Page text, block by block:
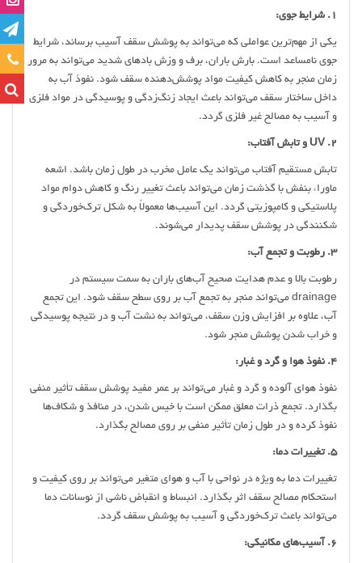
1. شرایط جوی:
یکی از مهم‌ترین عواملی که می‌تواند به پوشش سقف آسیب برساند، شرایط
جوی نامساعد است. بارش باران، برف و وزش بادهای شدید می‌تواند به مرور
زمان منجر به کاهش کیفیت مواد پوشش‌دهنده سقف شود. نفوذ آب به
داخل ساختار سقف می‌تواند باعث ایجاد زنگ‌زدگی و پوسیدگی در مواد فلزی
و آسیب به مصالح غیر فلزی گردد.
2. UV و تابش آفتاب:
تابش مستقیم آفتاب می‌تواند یک عامل مخرب در طول زمان باشد. اشعه
ماوراء بنفش با گذشت زمان می‌تواند باعث تغییر رنگ و کاهش دوام مواد
پلاستیکی و کامپوزیتی گردد. این آسیب‌ها معمولاً به شکل ترک‌خوردگی و
شکنندگی در پوشش سقف پدیدار می‌شوند.
3. رطوبت و تجمع آب:
رطوبت بالا و عدم هدایت صحیح آب‌های باران به سمت سیستم در
drainage می‌تواند منجر به تجمع آب بر روی سطح سقف شود. این تجمع
آب، علاوه بر افزایش وزن سقف، می‌تواند به نشت آب و در نتیجه پوسیدگی
و خراب شدن پوشش منجر شود.
4. نفوذ هوا و گرد و غبار:
نفوذ هوای آلوده و گرد و غبار می‌تواند بر عمر مفید پوشش سقف تأثیر منفی
بگذارد. تجمع ذرات معلق ممکن است با خیس شدن، در منافذ و شکاف‌ها
نفوذ کرده و در طول زمان تأثیر منفی بر روی مصالح بگذارد.
5. تغییرات دما:
تغییرات دما به ویژه در نواحی با آب و هوای متغیر می‌تواند بر روی کیفیت و
استحکام مصالح سقف اثر بگذارد. انبساط و انقباض ناشی از نوسانات دما
می‌تواند باعث ترک‌خوردگی و آسیب به پوشش سقف گردد.
6. آسیب‌های مکانیکی: